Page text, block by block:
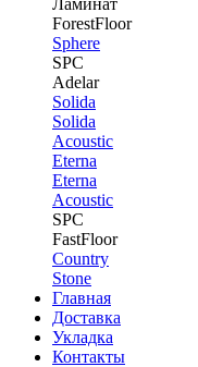
Ламинат
ForestFloor
Sphere
SPC
Adelar
Solida
Solida
Acoustic
Eterna
Eterna
Acoustic
SPC
FastFloor
Country
Stone
Главная
Доставка
Укладка
Контакты